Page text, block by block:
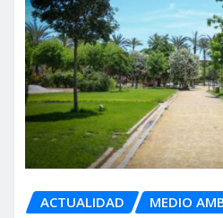
ACTUALIDAD MEDIO